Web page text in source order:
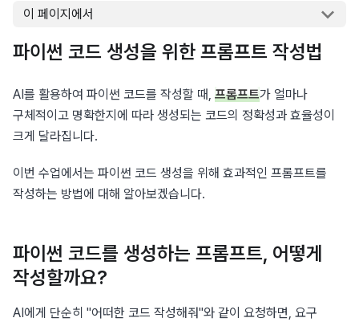
이 페이지에서
파이썬 코드 생성을 위한 프롬프트 작성법
AI를 활용하여 파이썬 코드를 작성할 때, 프롬프트가 얼마나
구체적이고 명확한지에 따라 생성되는 코드의 정확성과 효율성이
크게 달라집니다.
이번 수업에서는 파이썬 코드 생성을 위해 효과적인 프롬프트를
작성하는 방법에 대해 알아보겠습니다.
파이썬 코드를 생성하는 프롬프트, 어떻게
작성할까요?
AI에게 단순히 "어떠한 코드 작성해줘"와 같이 요청하면, 요구